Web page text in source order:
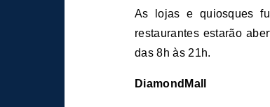
As lojas e quiosques
restaurantes estarão
das 8h às 21h.
DiamondMall